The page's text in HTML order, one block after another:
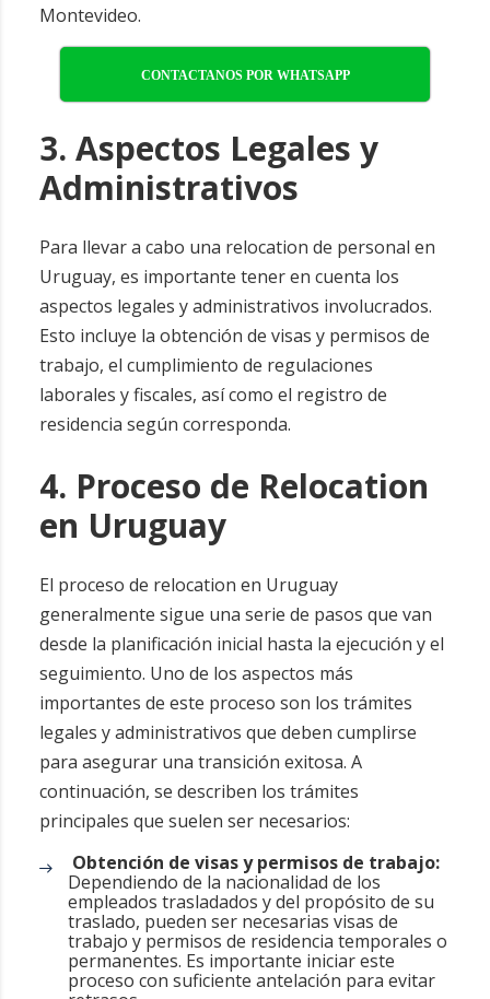
Montevideo.
CONTACTANOS POR WHATSAPP
3. Aspectos Legales y
Administrativos
Para llevar a cabo una relocation de personal en
Uruguay, es importante tener en cuenta los
aspectos legales y administrativos involucrados.
Esto incluye la obtención de visas y permisos de
trabajo, el cumplimiento de regulaciones
laborales y fiscales, así como el registro de
residencia según corresponda.
4. Proceso de Relocation
en Uruguay
El proceso de relocation en Uruguay
generalmente sigue una serie de pasos que van
desde la planificación inicial hasta la ejecución y el
seguimiento. Uno de los aspectos más
importantes de este proceso son los trámites
legales y administrativos que deben cumplirse
para asegurar una transición exitosa. A
continuación, se describen los trámites
principales que suelen ser necesarios:
Obtención de visas y permisos de trabajo:
Dependiendo de la nacionalidad de los
empleados trasladados y del propósito de su
traslado, pueden ser necesarias visas de
trabajo y permisos de residencia temporales o
permanentes. Es importante iniciar este
proceso con suficiente antelación para evitar